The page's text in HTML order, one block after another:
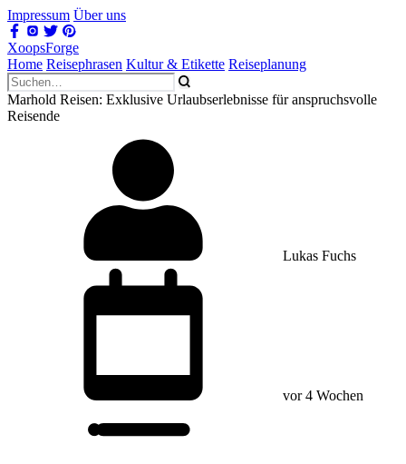
Impressum Über uns
XoopsForge
Home Reisephrasen Kultur & Etikette Reiseplanung
Marhold Reisen: Exklusive Urlaubserlebnisse für anspruchsvolle
Reisende
Lukas Fuchs
vor 4 Wochen